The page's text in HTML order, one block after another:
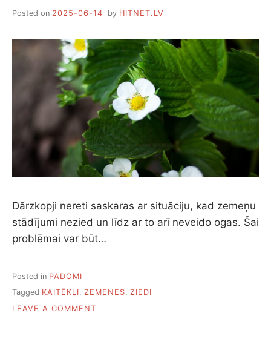
Posted on 2025-06-14 by HITNET.LV
Dārzkopji nereti saskaras ar situāciju, kad zemeņu
stādījumi nezied un līdz ar to arī neveido ogas. Šai
problēmai var būt…
Posted in PADOMI
Tagged KAITĒKĻI, ZEMENES, ZIEDI
LEAVE A COMMENT